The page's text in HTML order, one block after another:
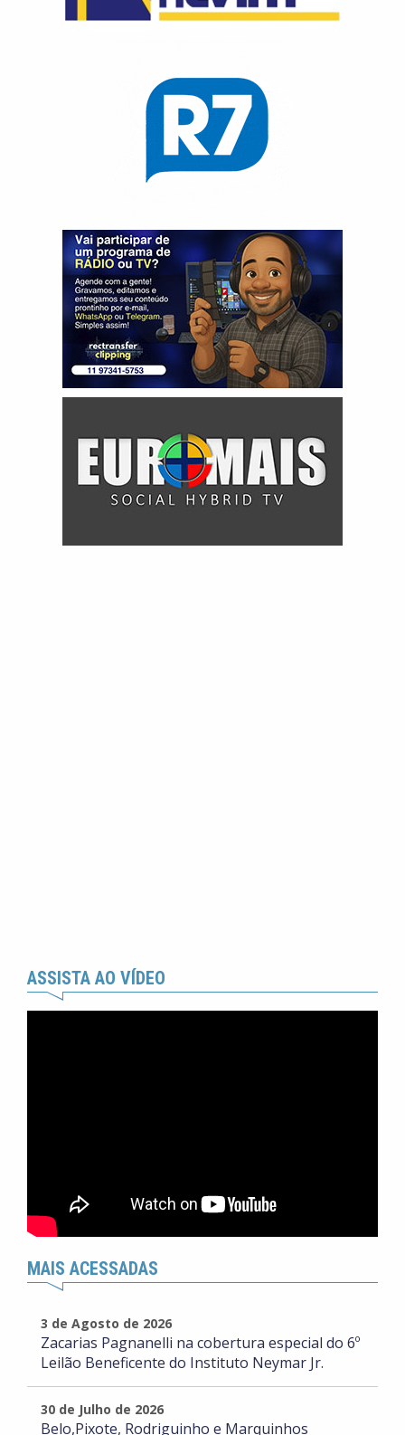
ASSISTA AO VÍDEO
MAIS ACESSADAS
3 de Agosto de 2026
Zacarias Pagnanelli na cobertura especial do 6º
Leilão Beneficente do Instituto Neymar Jr.
30 de Julho de 2026
Belo,Pixote, Rodriguinho e Marquinhos